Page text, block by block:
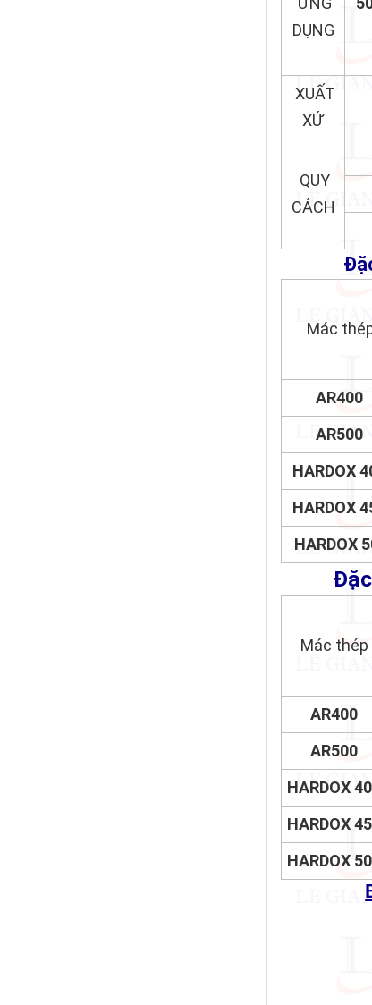
DỤNG
XUẤT
XỨ
QUY
CÁCH
Mác
AR400
AR500
HARDOX
HARDOX
HARDOX
Mác thép
AR400
AR500
HARDOX
HARDOX
HARDOX